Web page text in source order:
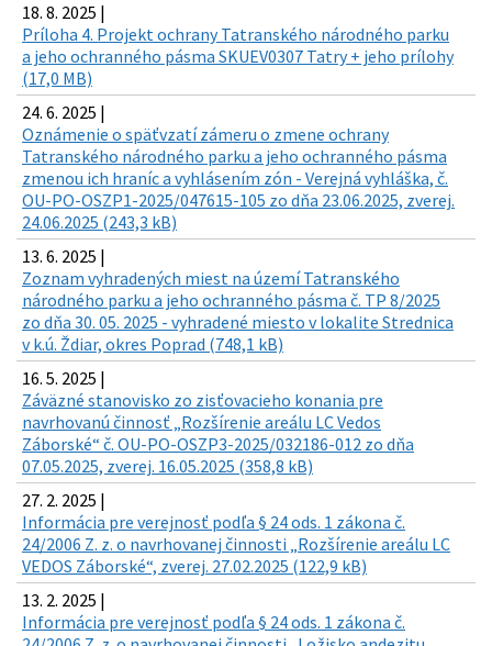
18. 8. 2025 |
Príloha 4. Projekt ochrany Tatranského národného parku
a jeho ochranného pásma SKUEV0307 Tatry + jeho prílohy
(17,0 MB)
24. 6. 2025 |
Oznámenie o späťvzatí zámeru o zmene ochrany
Tatranského národného parku a jeho ochranného pásma
zmenou ich hraníc a vyhlásením zón - Verejná vyhláška, č.
OU-PO-OSZP1-2025/047615-105 zo dňa 23.06.2025, zverej.
24.06.2025 (243,3 kB)
13. 6. 2025 |
Zoznam vyhradených miest na území Tatranského
národného parku a jeho ochranného pásma č. TP 8/2025
zo dňa 30. 05. 2025 - vyhradené miesto v lokalite Strednica
v k.ú. Ždiar, okres Poprad (748,1 kB)
16. 5. 2025 |
Záväzné stanovisko zo zisťovacieho konania pre
navrhovanú činnosť „Rozšírenie areálu LC Vedos
Záborské“ č. OU-PO-OSZP3-2025/032186-012 zo dňa
07.05.2025, zverej. 16.05.2025 (358,8 kB)
27. 2. 2025 |
Informácia pre verejnosť podľa § 24 ods. 1 zákona č.
24/2006 Z. z. o navrhovanej činnosti „Rozšírenie areálu LC
VEDOS Záborské“, zverej. 27.02.2025 (122,9 kB)
13. 2. 2025 |
Informácia pre verejnosť podľa § 24 ods. 1 zákona č.